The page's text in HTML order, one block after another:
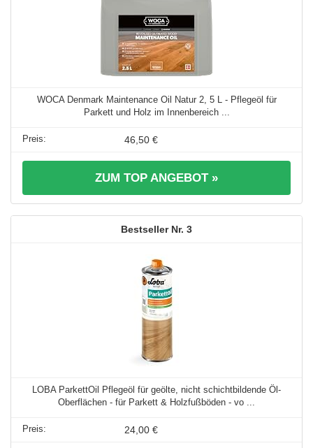
WOCA Denmark Maintenance Oil Natur 2, 5 L - Pflegeöl für
Parkett und Holz im Innenbereich ...
46,50 €
ZUM TOP ANGEBOT »
3
LOBA ParkettOil Pflegeöl für geölte, nicht schichtbildende Öl-
Oberflächen - für Parkett & Holzfußböden - vo ...
24,00 €